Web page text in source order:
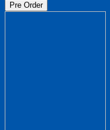
Pre Order